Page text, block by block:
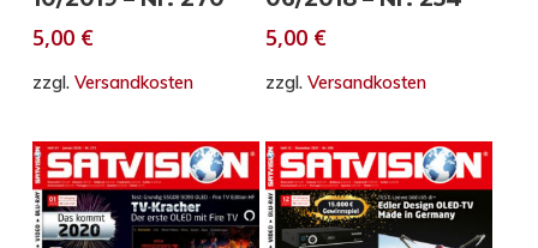
5,00 €
zzgl. Versandkosten
5,00 €
zzgl.Versandkosten